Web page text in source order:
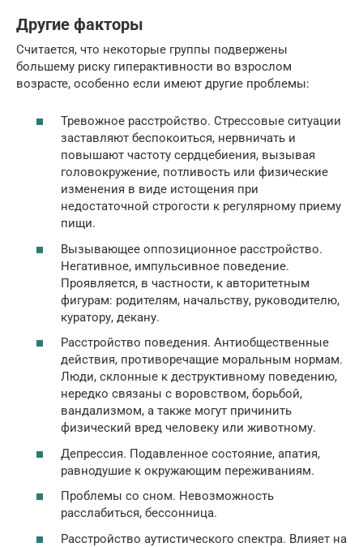
Другие факторы
Считается, что некоторые группы подвержены
большему риску гиперактивности во взрослом
возрасте, особенно если имеют другие проблемы:
Тревожное расстройство. Стрессовые ситуации
заставляют беспокоиться, нервничать и
повышают частоту сердцебиения, вызывая
головокружение, потливость или физические
изменения в виде истощения при
недостаточной строгости к регулярному приему
пищи.
Вызывающее оппозиционное расстройство.
Негативное, импульсивное поведение.
Проявляется, в частности, к авторитетным
фигурам: родителям, начальству, руководителю,
куратору, декану.
Расстройство поведения. Антиобщественные
действия, противоречащие моральным нормам.
Люди, склонные к деструктивному поведению,
нередко связаны с воровством, борьбой,
вандализмом, а также могут причинить
физический вред человеку или животному.
Депрессия. Подавленное состояние, апатия,
равнодушие к окружающим переживаниям.
Проблемы со сном. Невозможность
расслабиться, бессонница.
Расстройство аутистического спектра. Влияет на